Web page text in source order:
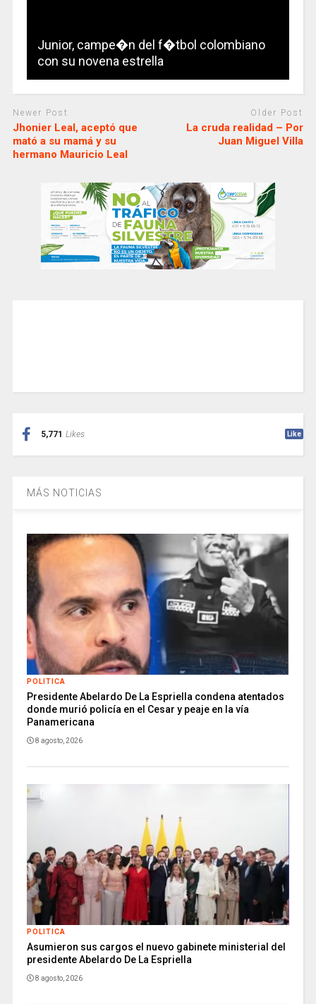
Junior, campe�n del f�tbol colombiano
con su novena estrella
Newer Post
Jhonier Leal, aceptó que
mató a su mamá y su
hermano Mauricio Leal
Older Post
La cruda realidad – Por
Juan Miguel Villa
5,771 Likes Like
MÁS NOTICIAS
POLITICA
Presidente Abelardo De La Espriella condena atentados
donde murió policía en el Cesar y peaje en la vía
Panamericana
8 agosto, 2026
POLITICA
Asumieron sus cargos el nuevo gabinete ministerial del
presidente Abelardo De La Espriella
8 agosto, 2026